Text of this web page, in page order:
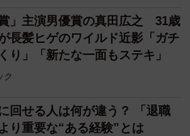
」主演男優賞の真田広之 31歳
長髪ヒゲのワイルド近影「ガチ
り」「新たな一面もステキ」
ク
回せる人は何が違う？ 「退職
り重要な“ある経験”とは